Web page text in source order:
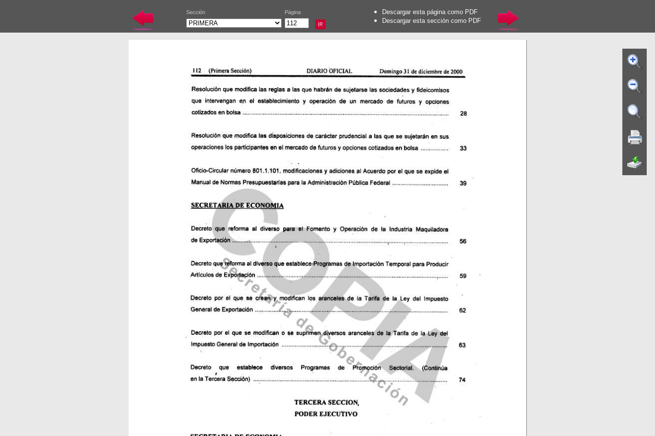
Sección Página
Descargar esta página como PDF
Descargar esta sección como PDF